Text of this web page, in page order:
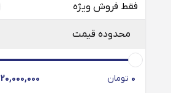
فقط فروش ویژه
محدوده قیمت
0 تومان 20,000,000